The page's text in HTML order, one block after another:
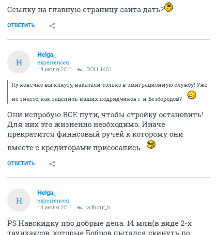
Ссылку на главную страницу сайта дать?
ОТВЕТИТЬ
H
Helga_
experienced
14 июля 2011 DOLHIK51
Ну конечно вы кляузу, накатали только в эмиграционную службу! Уже
не знаете, как зацепить наших подрядчиков г-н Безбородов?
Они испробую ВСЕ пути, чтобы стройку остановить!
Для них это жизненно необходимо. Иначе
прекратится финнсовый ручей к которому они
вместе с кредиторами присосались.
ОТВЕТИТЬ
H
Helga_
experienced
14 июля 2011 without_b
PS Навскидку про добрые дела. 14 млн(в виде 2-х
таунхаусов, которые Бобров пытался скинуть по